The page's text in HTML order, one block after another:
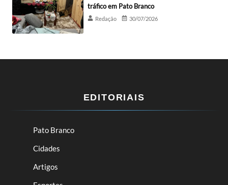
tráfico em Pato Branco
Redação 30/07/2026
EDITORIAIS
Pato Branco
Cidades
Artigos